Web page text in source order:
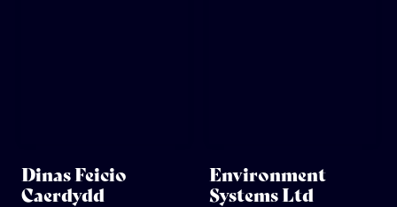
Dinas Feicio
Caerdydd
Environment
Systems Ltd